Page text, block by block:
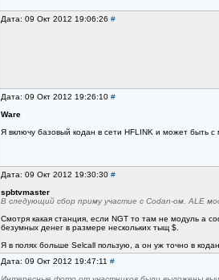
Дата: 09 Окт 2012 19:06:26 #
Дата: 09 Окт 2012 19:26:10 #
Ware
Я включу базовый кодан в сети HFLINK и может быть
Дата: 09 Окт 2012 19:30:30 #
spbtvmaster
В следующий сбор приму участие с Codan-ом. ALE
Смотря какая станция, если NGT то там не модуль а
безумных денег в размере нескольких тыщ $.
Я в полях больше Selcall пользую, а он уж точно в
Дата: 09 Окт 2012 19:47:11 #